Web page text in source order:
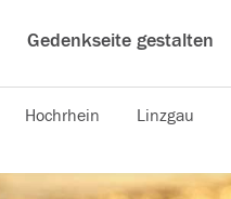
Gedenkseite gestalten
Hochrhein Linzgau